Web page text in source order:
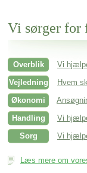
Vi sørger for
Overblik
Vi
Vejledning
Hvem
Økonomi
Handling
Vi
Sorg
Vi
Læs mere om